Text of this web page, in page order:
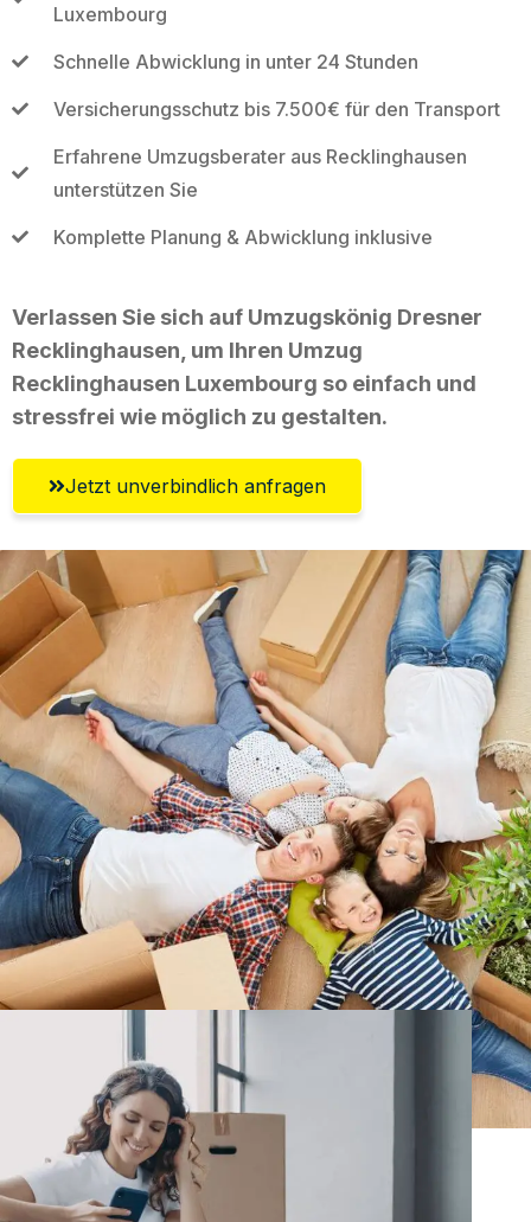
Luxembourg
Schnelle Abwicklung in unter 24 Stunden
Versicherungsschutz bis 7.500€ für den Transport
Erfahrene Umzugsberater aus Recklinghausen
unterstützen Sie
Komplette Planung & Abwicklung inklusive
Verlassen Sie sich auf Umzugskönig Dresner
Recklinghausen, um Ihren Umzug
Recklinghausen Luxembourg so einfach und
stressfrei wie möglich zu gestalten.
Jetzt unverbindlich anfragen